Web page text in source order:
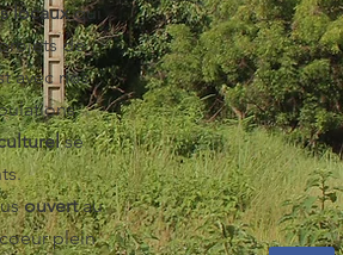
locauxqui
de
avec nos
se
ouvertau
plein